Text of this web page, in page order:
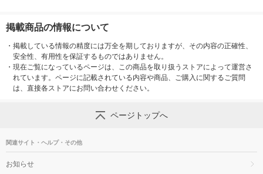
掲載商品の情報について
・ 掲載している情報の精度には万全を期しておりますが、その内容の正確性、
安全性、有用性を保証するものではありません。
・ 現在ご覧になっているページは、この商品を取り扱うストアによって運営さ
れています。ページに記載されている内容や商品、ご購入に関するご質問
は、直接各ストアにお問い合わせください。
ページトップへ
関連サイト・ヘルプ・その他
お知らせ